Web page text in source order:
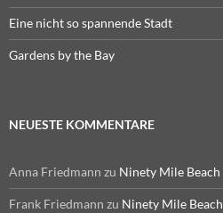
Eine nicht so spannende Stadt
Gardens by the Bay
NEUESTE KOMMENTARE
Anna Friedmann zu Ninety Mile Beach
Frank Friedmann zu Ninety Mile Beach